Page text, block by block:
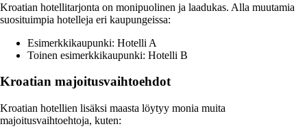
Kroatian hotellitarjonta on monipuolinen ja laadukas. Alla muutamia
suosituimpia hotelleja eri kaupungeissa:
Esimerkkikaupunki: Hotelli A
Toinen esimerkkikaupunki: Hotelli B
Kroatian majoitusvaihtoehdot
Kroatian hotellien lisäksi maasta löytyy monia muita
majoitusvaihtoehtoja, kuten: